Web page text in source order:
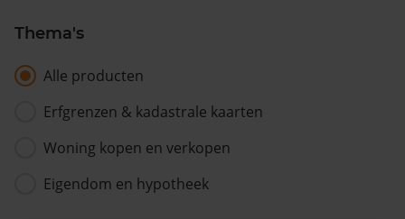
Thema's
Alle producten
Erfgrenzen & kadastrale kaarten
Woning kopen en verkopen
Eigendom en hypotheek